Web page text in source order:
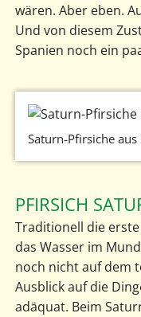
wären. Aber eben.
Und von diesem
Spanien noch ein
Saturn-Pfirsiche
PFIRSICH
Traditionell die
das Wasser im
noch nicht auf dem
Ausblick auf die
adäquat. Beim